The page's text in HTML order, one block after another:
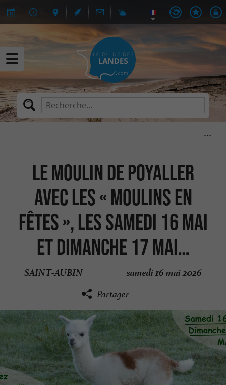
Le Moulin de Poyaller
avec les « Moulins en
Fêtes », les Samedi 16 Mai
et Dimanche 17 Mai…
SAINT-AUBIN samedi 16 mai 2026
Partager